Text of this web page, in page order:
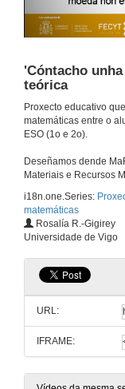
'Cóntacho
teórica
Proxecto educativo
matemáticas entre o
ESO (1o e 2o).
Deseñamos dende
Materiais e Recursos
i18n.one.Series:
matemáticas
Rosalía R.-Gigirey
Universidade de Vigo
URL:
IFRAME: